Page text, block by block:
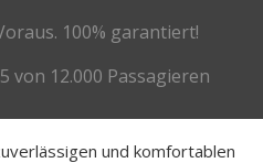
100% garantiert!
von 12.000 Passagieren
und komfortablen